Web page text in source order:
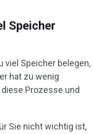
Speicher
viel Speicher belegen,
hat zu wenig
Prozesse und
Sie nicht wichtig ist,